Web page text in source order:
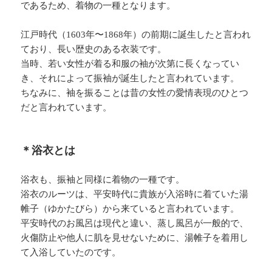
であるため、着物の一種となります。
江戸時代（1603年〜1868年）の前期に誕生したと言われ
ており、長い歴史のある衣装です。
当時、若い女性が着る和服の袖が次第に長くなってい
き、それによって振袖が誕生したと言われています。
ちなみに、袖を振ることは昔の女性の愛情表現のひとつ
だと言われています。
＊浴衣とは
浴衣も、振袖と同様に着物の一種です。
浴衣のルーツは、平安時代に貴族が入浴時に着ていた湯
帷子（ゆかたびら）から来ていると言われています。
平安時代のお風呂は現代と違い、蒸し風呂が一般的で、
火傷防止や他人に肌を見せないために、湯帷子を着用し
て入浴していたのです。